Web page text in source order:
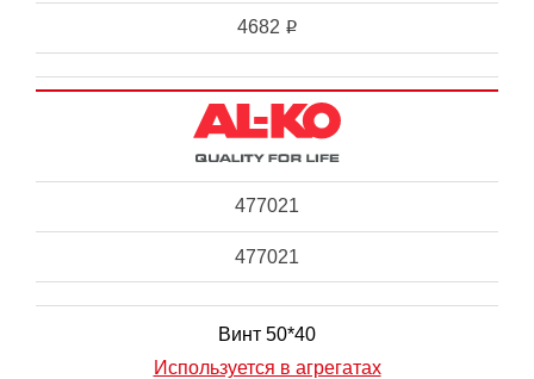
4682 i
477021
477021
Винт 50*40
Используется в агрегатах